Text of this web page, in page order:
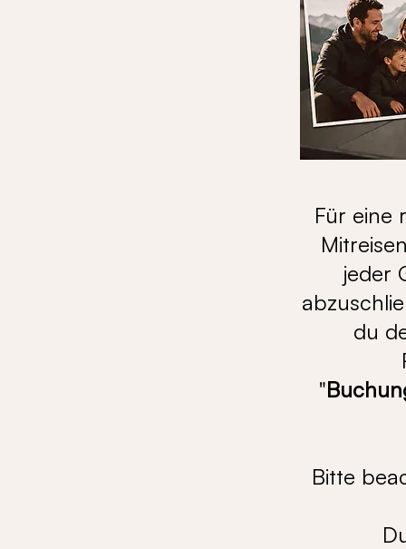
Für eine
jeder
du
"
Bitte